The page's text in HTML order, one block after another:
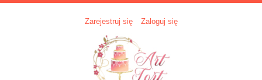
Zarejestruj się Zaloguj się